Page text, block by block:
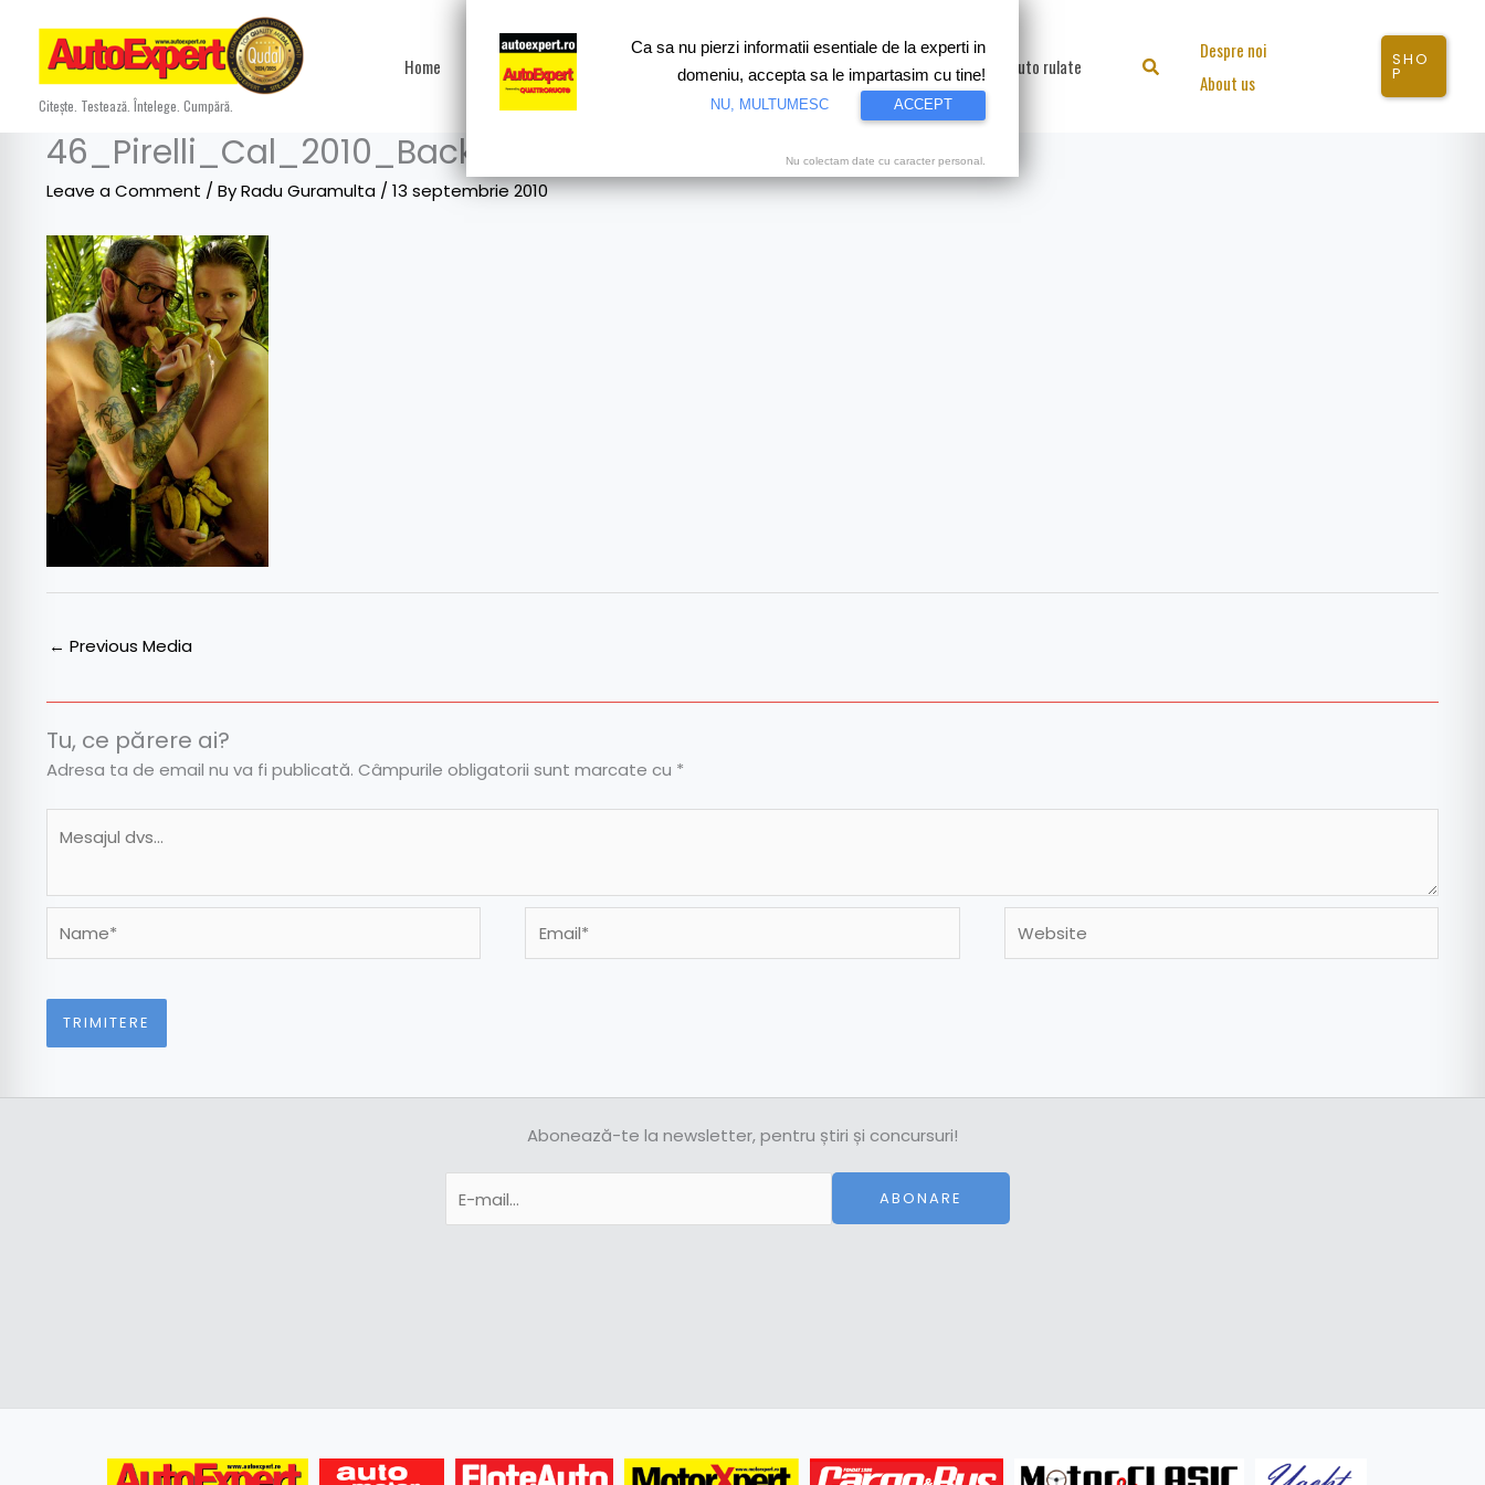
content
Citește. Testează. Întelege. Cumpără.
Home Test drive Motorsport Proiecte speciale Video Auto rulate Search
Despre noi
About us
SHO
P
46_Pirelli_Cal_2010_Backstage_Eniko_Mihalik
Leave a Comment / ByRadu Guramulta / 13 septembrie 2010
← Previous Media
Tu, ce părere ai?
Adresa ta de email nu va fi publicată. Câmpurile obligatorii sunt marcate cu *
Abonează-te la newsletter, pentru știri și concursuri!
ABONARE
Ca sa nu pierzi informatii esentiale de la experti in
domeniu, accepta sa le impartasim cu tine!
NU, MULTUMESC ACCEPT
Nu colectam date cu caracter personal.